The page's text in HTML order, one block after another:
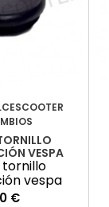
VESPA
tornillo
vespa
€